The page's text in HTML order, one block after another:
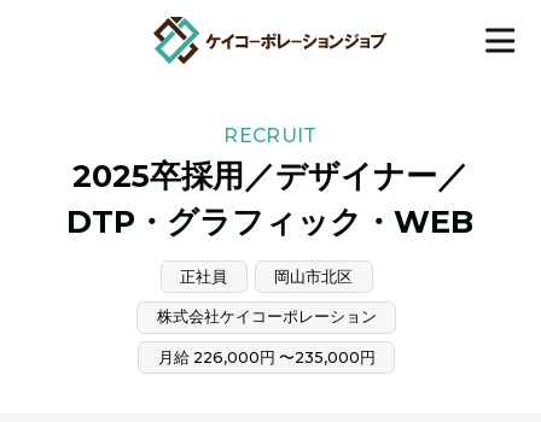
RECRUIT
2025卒採用／デザイナー／
DTP・グラフィック・WEB
正社員 岡山市北区
株式会社ケイコーポレーション
月給 226,000円 〜235,000円